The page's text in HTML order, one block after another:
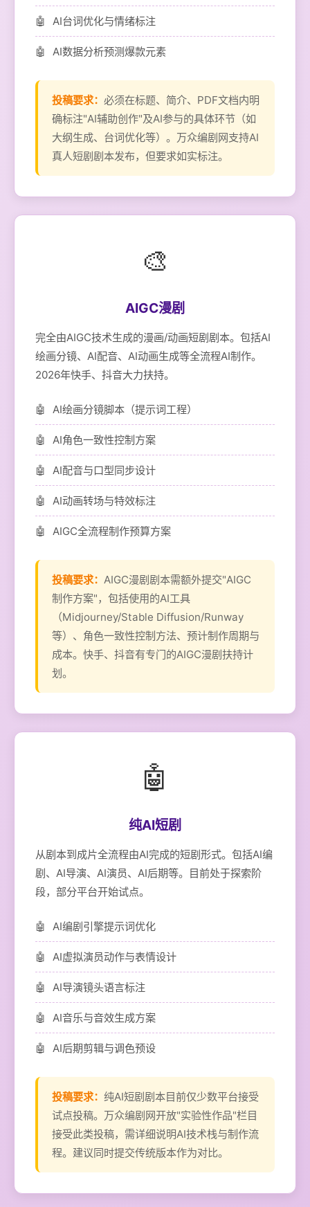
AI台词优化与情绪标注
AI数据分析预测爆款元素
投稿要求： 必须在标题、简介、PDF文档内明
确标注"AI辅助创作"及AI参与的具体环节（如
大纲生成、台词优化等）。万众编剧网支持AI
真人短剧剧本发布，但要求如实标注。
🎨
AIGC漫剧
完全由AIGC技术生成的漫画/动画短剧剧本。包括AI
绘画分镜、AI配音、AI动画生成等全流程AI制作。
2026年快手、抖音大力扶持。
AI绘画分镜脚本（提示词工程）
AI角色一致性控制方案
AI配音与口型同步设计
AI动画转场与特效标注
AIGC全流程制作预算方案
投稿要求： AIGC漫剧剧本需额外提交"AIGC
制作方案"，包括使用的AI工具
（Midjourney/Stable Diffusion/Runway
等）、角色一致性控制方法、预计制作周期与
成本。快手、抖音有专门的AIGC漫剧扶持计
划。
🤖
纯AI短剧
从剧本到成片全流程由AI完成的短剧形式。包括AI编
剧、AI导演、AI演员、AI后期等。目前处于探索阶
段，部分平台开始试点。
AI编剧引擎提示词优化
AI虚拟演员动作与表情设计
AI导演镜头语言标注
AI音乐与音效生成方案
AI后期剪辑与调色预设
投稿要求： 纯AI短剧剧本目前仅少数平台接受
试点投稿。万众编剧网开放"实验性作品"栏目
接受此类投稿，需详细说明AI技术栈与制作流
程。建议同时提交传统版本作为对比。